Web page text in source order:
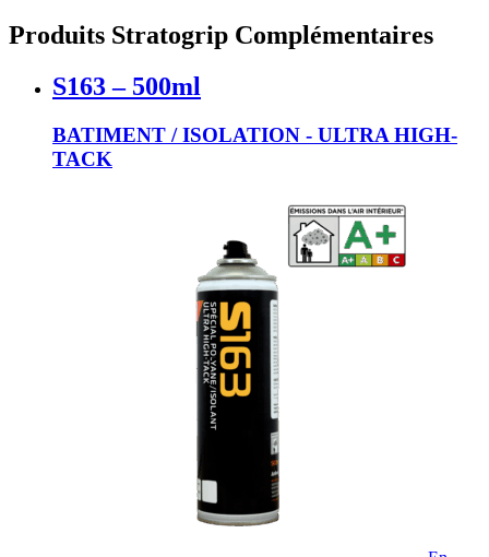
Produits Stratogrip Complémentaires
S163 – 500ml
BATIMENT / ISOLATION - ULTRA HIGH-
TACK